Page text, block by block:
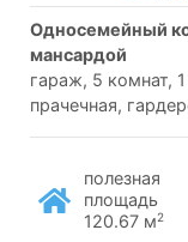
односемейный коттедж одноэтажный с жилой
мансардой
гараж, 5 комнат,
прачечная,
полезная
площадь
120.67 м2